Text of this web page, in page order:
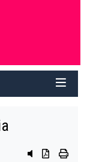
przycisk do
przycisk